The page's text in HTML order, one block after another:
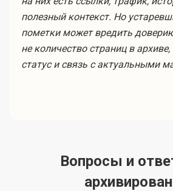
полезный контекст. Но
пометки может вредить
не количество страниц в архиве,
статус и связь с актуальными
Вопросы и